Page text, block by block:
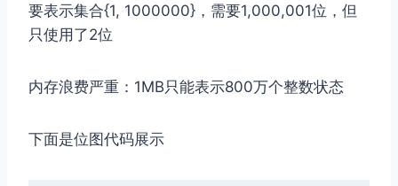
要表示集合{1, 1000000}，需要1,000,001位，但
只使用了2位
内存浪费严重：1MB只能表示800万个整数状态
下面是位图代码展示